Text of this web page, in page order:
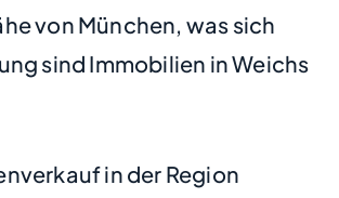
von München, was sich
sind Immobilien in Weichs
in der Region